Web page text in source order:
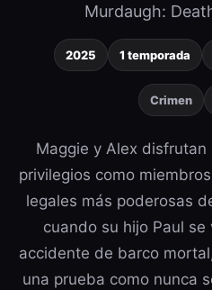
Murdaugh:
2025 1 temporada
Crimen
Maggie y Alex
privilegios como
legales más poderosas
cuando su hijo Paul
accidente de barco
una prueba como nunca